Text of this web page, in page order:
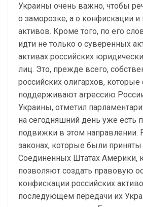
Украины очень важно, чтобы
о заморозке, а о конфискации и
активов. Кроме того, по его
идти не только о суверенных
активах российских
лиц. Это, прежде всего,
российских олигархов,
поддерживают агрессию
Украины, отметил
на сегодняшний день уже есть
подвижки в этом направлении.
законах, которые были
Соединенных Штатах Америки,
позволяют создать правовую
конфискации российских
последующем передачи их